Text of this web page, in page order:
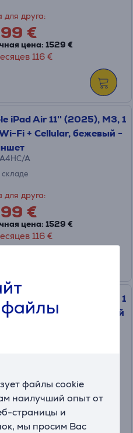
файлы
файлы cookie
наилучший опыт от
страницы и
мы просим Вас
для друга:
€
цена: 1529 €
116 €
iPad Air 11'' (2025), M3, 1
Fi + Cellular, бежевый -
A
для друга:
€
цена: 1529 €
116 €
iPad Air 11'' (2025), M3, 1
Fi + Cellular, сиреневый
€
цена: 1529 €
116 €